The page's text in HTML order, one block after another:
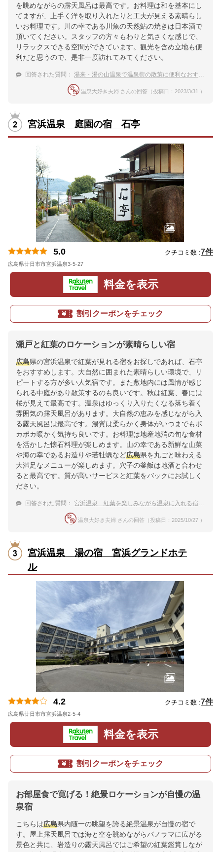
を眺めながらの露天風呂は最高です。お料理は和を基本にし
てますが、上手く洋を取り入れたりと工夫が見える素晴らし
いお料理です。川の幸である川魚の天然鮎の焼きは日本酒で
頂いてください。スタッフの方々もわりと気さくな感じで、
リラックスできる空間ができています。観光を含め立地も便
利だと思うので、是非一度訪れてみてください。
回答された質問： 湯来・湯の山温泉で温泉街の散策に便利なおすすめの宿は？
温泉大好き夫婦 さんの回答（投稿日：2023/3/31 ）
宮浜温泉 庭園の宿 石亭
5.0 クチコミ数 :7件
広島県廿日市市宮浜温泉3-5-27
料金を表示
割引クーポンをチェック
瀬戸と紅葉のロケーションが素晴らしい宿
広島県の宮浜温泉で紅葉が見れる宿をお探しであれば、石亭
をおすすめします。大自然に囲まれた素晴らしい環境で、リ
ピートする方が多い人気宿です。また敷地内には風情が感じ
られる中庭があり散策するのも良いです。秋は紅葉、春には
桜が見えて最高です。温泉はゆっくり入りたくなる落ち着く
雰囲気の露天風呂があります。大自然の恵みを感じながら入
る露天風呂は最高です。湯質は柔らかく身体がいつまでもポ
カポカ暖かく気持ち良いです。お料理は地産地消の旬な食材
を活かした懐石料理が楽しめます。山の幸である新鮮な山菜
や海の幸であるお造りや若牡蠣など広島県を丸ごと味わえる
大満足なメニューが楽しめます。穴子の釜飯は地酒と合わせ
ると最高です。質が高いサービスと紅葉をバックにお試しく
ださい。
回答された質問： 宮浜温泉 紅葉を楽しみながら温泉に入れる宿のおすすめは？
温泉大好き夫婦 さんの回答（投稿日：2025/10/27 ）
宮浜温泉 湯の宿 宮浜グランドホテ
ル
4.2 クチコミ数 :7件
広島県廿日市市宮浜温泉2-5-4
料金を表示
割引クーポンをチェック
お部屋食で寛げる！絶景ロケーションが自慢の温
泉宿
こちらは広島県内随一の眺望を誇る絶景温泉が自慢の宿で
す。屋上露天風呂では海と空を眺めながらパノラマに広がる
景色と共に、岩造りの露天風呂ではご希望の紅葉鑑賞しなが